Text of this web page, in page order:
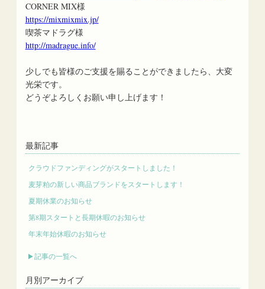
CORNER MIX様
https://mixmixmix.jp/
喫茶マドラグ様
http://madrague.info/
少しでも皆様のご支援を賜ることができましたら、大変
光栄です。
どうぞよろしくお願い申し上げます！
最新記事
クラウドファンディングがスタートしました！
麦芽粕の新しい商品ブランドをスタートします！
夏期休業のお知らせ
第8期スタートと長期休暇のお知らせ
年末年始休暇のお知らせ
記事の一覧へ
月別アーカイブ